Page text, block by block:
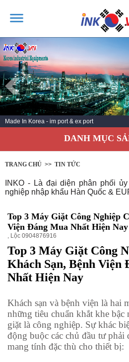
TRANG CHỦ
GIỚI THIỆU
SẢN PHẨM
DỊCH VỤ
TIN TỨC
KHÁCH HÀNG
Made In Korea - im port & ex port
DANH MỤC
TRANG CHỦ >> TIN TỨC
INKO - Là đại diện phân phối
nghiệp nhập khẩu Hàn Quốc &
Top 3 Máy Giặt Công Nghiệp
Viện Đáng Mua Nhất Hiện Nay
Lộc 0904876916
Top 3 Máy Giặt Công
Khách Sạn, Bệnh Viện
Nhất Hiện Nay
Khách sạn và bệnh viện là hai
những tiêu chuẩn khắt khe
giặt là công nghiệp. Sự khác
động buộc các chủ đầu tư phải
mang tính đặc thù cho thiết bị: